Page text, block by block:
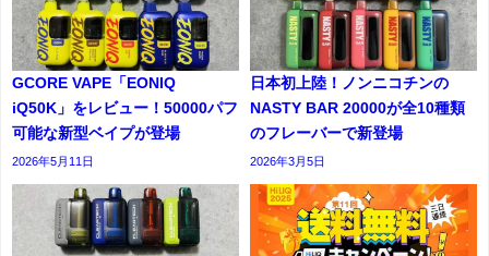
GCORE VAPE「EONIQ
iQ50K」をレビュー！50000パフ
可能な新型ベイプが登場
2026年5月11日
日本初上陸！ノンニコチンの
NASTY BAR 20000が全10種類
のフレーバーで新登場
2026年3月5日